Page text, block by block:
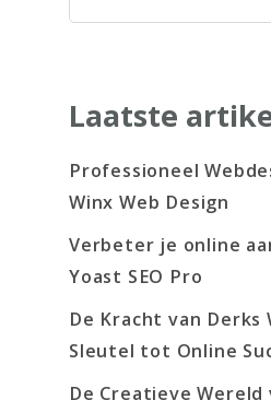
Laatste
Professioneel
Winx Web Design
Verbeter je online
Yoast SEO Pro
De Kracht van Derks
Sleutel tot Online
De Creatieve Wereld